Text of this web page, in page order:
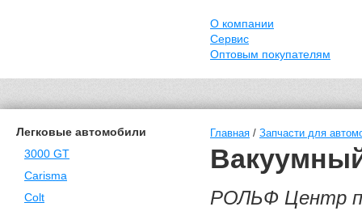
О компании
Сервис
Оптовым покупателям
Легковые автомобили
3000 GT
Carisma
Colt
Главная / Запчасти для
РОЛЬФ Центр